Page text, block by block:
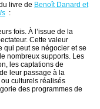
livre de Benoît Danard et
:
fois. À l’issue de la
Cette valeur
qui peut se négocier et se
nombreux supports. Les
les captations de
leur passage à la
culturels réalisés
des programmes de